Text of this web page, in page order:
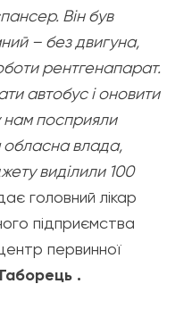
Він був
– без двигуна,
рентгенапарат.
автобус і оновити
нам посприяли
обласна влада,
виділили 100
головний лікар
підприємства
первинної
.